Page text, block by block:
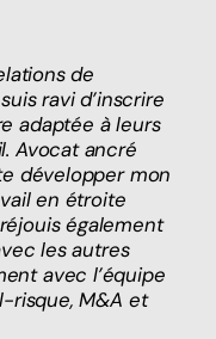
de
ravi d’inscrire
adaptée à leurs
Avocat ancré
développer mon
en étroite
également
les autres
avec l’équipe
risque, M&A et